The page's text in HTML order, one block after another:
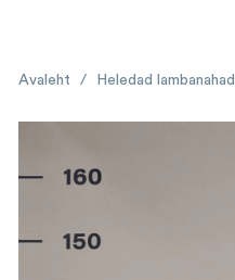
Avaleht / Heledad lambanahad